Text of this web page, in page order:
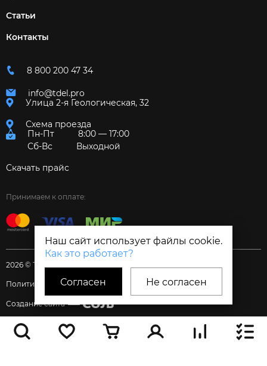
Наш сайт использует файлы cookie.
Как это работает?
Согласен Не согласен
Статьи
Контакты
8 800 200 47 34
info@tdel.pro
Улица 2-я Геологическая, 32
Схема проезда
Пн-Пт
8:00 — 17:00
Сб-Вс
Выходной
Скачать прайс
Принимаем к оплате:
2026 © Торговый дом «Электрум»
Политика и Согласия
Создание сайта